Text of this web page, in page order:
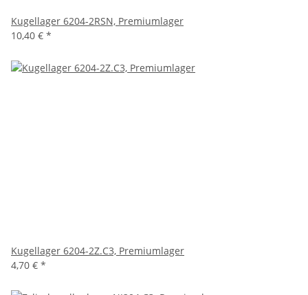
Kugellager 6204-2RSN, Premiumlager
10,40 € *
Kugellager 6204-2Z.C3, Premiumlager
4,70 € *